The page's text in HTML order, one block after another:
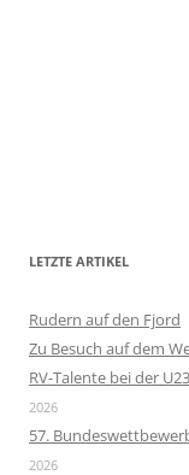
LETZTE ARTIKEL
Rudern auf den Fjord
Zu Besuch auf dem
RV-Talente bei der
2026
57.
2026